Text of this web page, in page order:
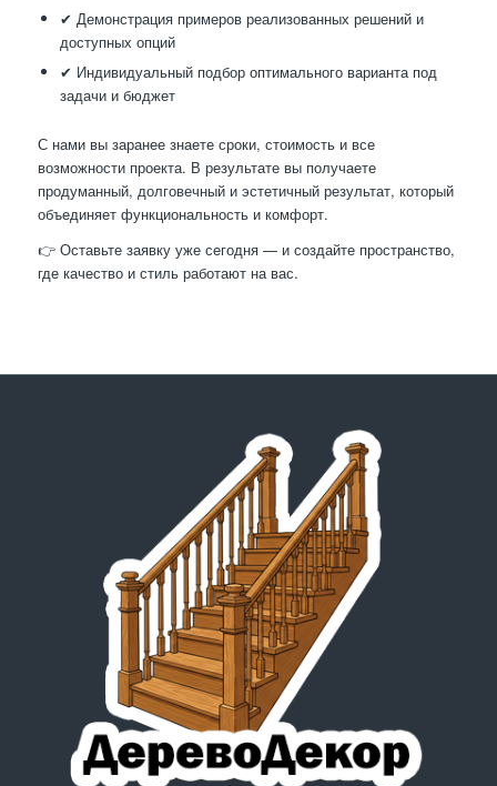
✔ Демонстрация примеров реализованных решений и
доступных опций
✔ Индивидуальный подбор оптимального варианта под
задачи и бюджет
С нами вы заранее знаете сроки, стоимость и все
возможности проекта. В результате вы получаете
продуманный, долговечный и эстетичный результат, который
объединяет функциональность и комфорт.
👉 Оставьте заявку уже сегодня — и создайте пространство,
где качество и стиль работают на вас.